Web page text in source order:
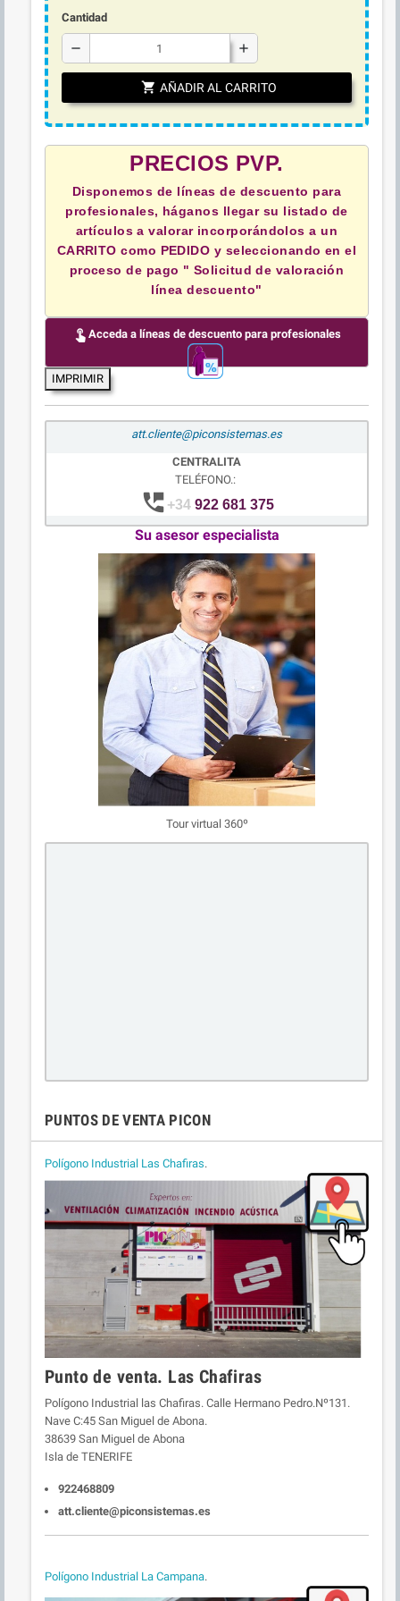
Cantidad
remove add
shopping_cart AÑADIR AL CARRITO
PRECIOS PVP.
Disponemos de líneas de descuento para
profesionales, háganos llegar su listado de
artículos a valorar incorporándolos a un
CARRITO como PEDIDO y seleccionando en el
proceso de pago " Solicitud de valoración
línea descuento"
touch_app Acceda a líneas de descuento para profesionales
IMPRIMIR
att.cliente@piconsistemas.es
CENTRALITA
TELÉFONO.:
perm_phone_msg+34 922 681 375
Su asesor especialista
Tour virtual 360º
PUNTOS DE VENTA PICON
Polígono Industrial Las Chafiras.
Punto de venta. Las Chafiras
Polígono Industrial las Chafiras. Calle Hermano Pedro.Nº131.
Nave C:45 San Miguel de Abona.
38639 San Miguel de Abona
Isla de TENERIFE
922468809
att.cliente@piconsistemas.es
Polígono Industrial La Campana.